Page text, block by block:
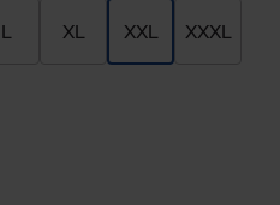
L XL XXL XXXL